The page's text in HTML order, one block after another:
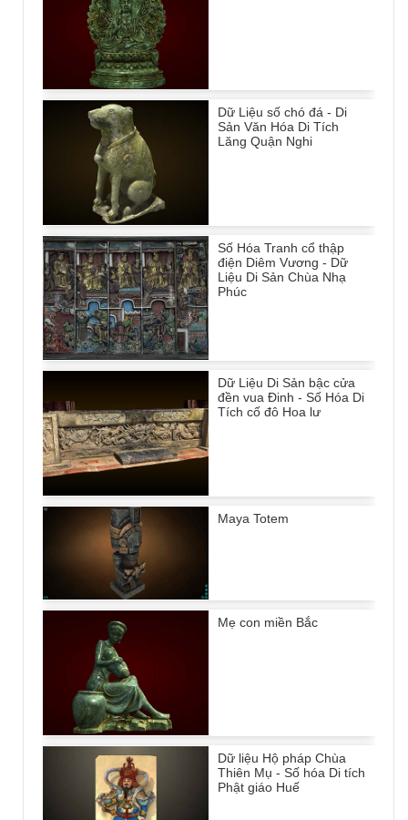
Dữ Liệu số chó đá - Di
Sản Văn Hóa Di Tích
Lăng Quận Nghi
Số Hóa Tranh cổ thập
điện Diêm Vương - Dữ
Liệu Di Sản Chùa Nhạ
Phúc
Dữ Liệu Di Sản bậc cửa
đền vua Đinh - Số Hóa Di
Tích cố đô Hoa lư
Maya Totem
Mẹ con miền Bắc
Dữ liệu Hộ pháp Chùa
Thiên Mụ - Số hóa Di tích
Phật giáo Huế